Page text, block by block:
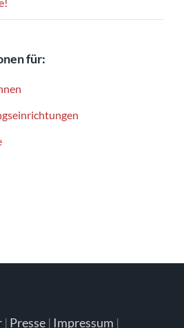
für:
| Presse| Impressum |